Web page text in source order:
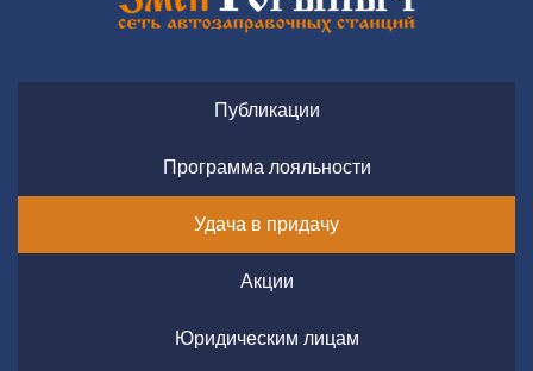
Публикации
Программа лояльности
Удача в придачу
Акции
Юридическим лицам